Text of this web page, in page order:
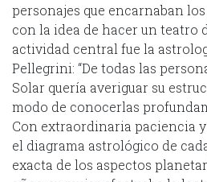
personajes que encarnaban
con la idea de hacer un teatro
actividad central fue la
Pellegrini: “De todas las
Solar quería averiguar su
modo de conocerlas
Con extraordinaria paciencia
el diagrama astrológico de
exacta de los aspectos